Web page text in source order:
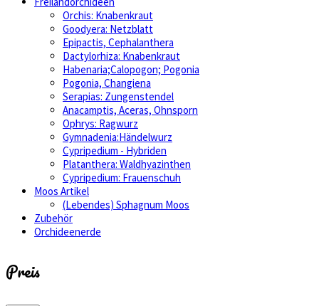
Orchis: Knabenkraut
Goodyera: Netzblatt
Epipactis, Cephalanthera
Dactylorhiza: Knabenkraut
Habenaria;Calopogon; Pogonia
Pogonia, Changiena
Serapias: Zungenstendel
Anacamptis, Aceras, Ohnsporn
Ophrys: Ragwurz
Gymnadenia:Händelwurz
Cypripedium - Hybriden
Platanthera: Waldhyazinthen
Cypripedium: Frauenschuh
Moos Artikel
(Lebendes) Sphagnum Moos
Zubehör
Orchideenerde
Preis